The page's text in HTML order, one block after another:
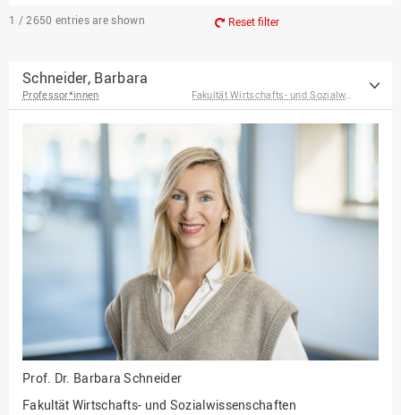
eLearning Competence
EU-Büro
Fakultät
Agrarwissenschaften und
Landschaftsarchitektur
Ingenieurwissenschaften
und Informatik
Fakultät Management,
Fakultät Wirtschafts- und
Sozialwissenschaften
Forschung, Kooperation,
Drittmittel
Gebäude und Technik
1 / 2650 entries are shown Reset filter
Schneider, Barbara
Professor*innen
Prof. Dr. Barbara Schneider
Fakultät Wirtschafts- und Sozialwissenschaften